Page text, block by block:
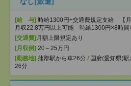
[給 与] 時給1300円+交通費規定支給 【月
月収22.8万円以上可能 時給1300円×8時間
[交通費] 月額上限規定あり
[月収例] 20～25万円
[勤務地] 蒲郡駅から車26分 / 国府(愛知県)
26分